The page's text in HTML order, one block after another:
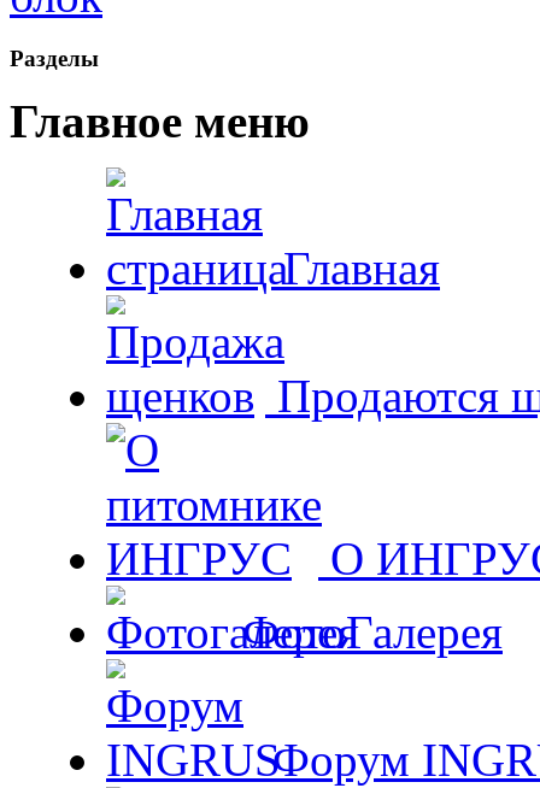
Рaзделы
Главное меню
Главная
Продаются
О
ФотоГалерея
Форум